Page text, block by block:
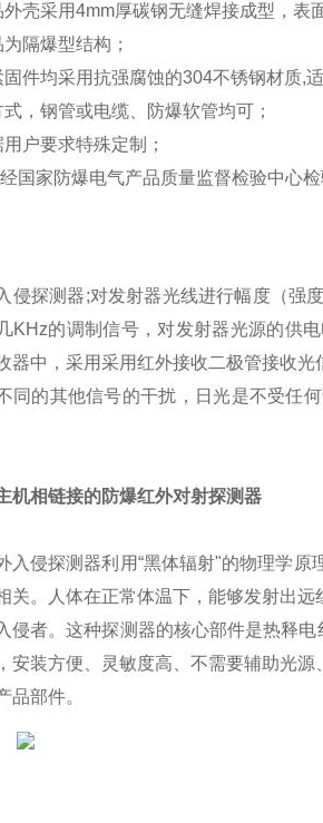
外壳采用4mm厚碳钢无缝焊接成型，表
为隔爆型结构；
件均采用抗强腐蚀的304不锈钢材质,
，钢管或电缆、防爆软管均可；
户要求特殊定制；
国家防爆电气产品质量监督检验中心
侵探测器;对发射器光线进行幅度（强
KHz的调制信号，对发射器光源的供
器中，采用采用红外接收二极管接收
同的其他信号的干扰，日光是不受任
机相链接的防爆红外对射探测器
入侵探测器利用“黑体辐射"的物理学
关。人体在正常体温下，能够发射出
侵者。这种探测器的核心部件是热释
安装方便、灵敏度高、不需要辅助光
品部件。